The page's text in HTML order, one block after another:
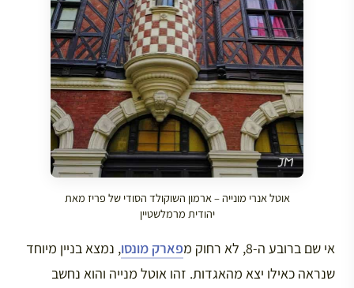
אוטל אנרי מונייה – ארמון השוקולד הסודי של פריז מאת
יהודית מרמלשטיין
אי שם ברובע ה-8, לא רחוק מ פארק מונסו, נמצא בניין מיוחד
שנראה כאילו יצא מהאגדות. זהו אוטל מנייה והוא נחשב